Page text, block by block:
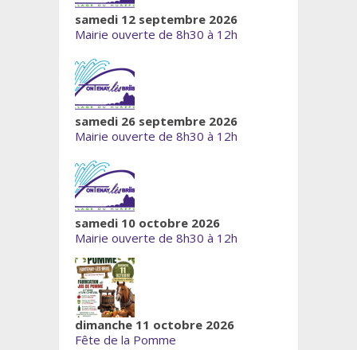
samedi 12 septembre 2026
Mairie ouverte de 8h30 à 12h
samedi 26 septembre 2026
Mairie ouverte de 8h30 à 12h
samedi 10 octobre 2026
Mairie ouverte de 8h30 à 12h
dimanche 11 octobre 2026
Fête de la Pomme